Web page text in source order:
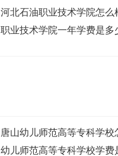
河北石油职业技术学院怎么
职业技术学院一年学费是多
唐山幼儿师范高等专科学校
幼儿师范高等专科学校学费